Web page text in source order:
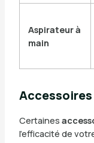
Aspirateur à
main
Certaines
l’efficacité de